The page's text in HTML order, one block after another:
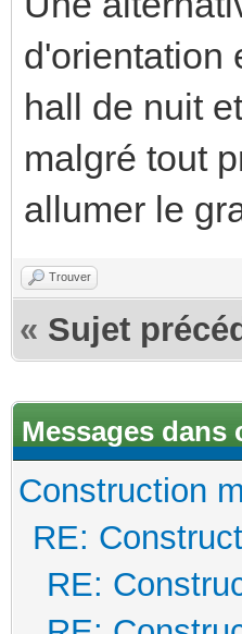
d'orientation
hall de nuit
malgré tout
allumer le
Trouver
« Sujet
Messages dans
Construction
RE:
RE: